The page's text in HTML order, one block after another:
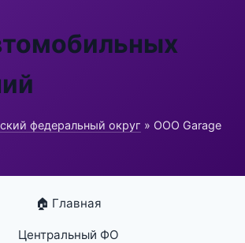
федеральный округ » ООО Garage
🏠 Главная
Центральный ФО